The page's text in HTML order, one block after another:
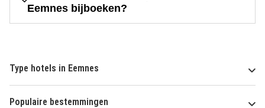
Eemnes bijboeken?
Type hotels in Eemnes
Populaire bestemmingen